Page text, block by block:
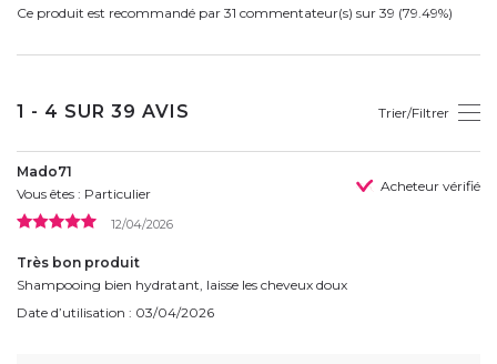
Ce produit est recommandé par 31 commentateur(s) sur 39 (79.49%)
1 - 4 SUR 39 AVIS Trier/Filtrer
Mado71
Vous êtes : Particulier
Acheteur vérifié
12/04/2026
Très bon produit
Shampooing bien hydratant, laisse les cheveux doux
Date d’utilisation : 03/04/2026